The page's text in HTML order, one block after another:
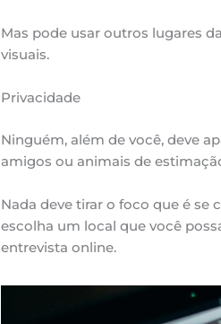
Mas pode usar outros lugares
visuais.
Privacidade
Ninguém, além de você, deve
amigos ou animais de
Nada deve tirar o foco que é se
escolha um local que você
entrevista online.